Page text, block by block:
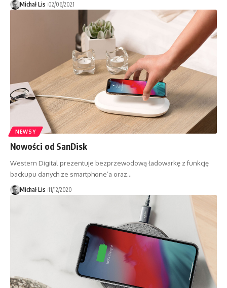
Michał Lis 02/06/2021
NEWSY
Nowości od SanDisk
Western Digital prezentuje bezprzewodową ładowarkę z funkcję
backupu danych ze smartphone’a oraz…
Michał Lis 11/12/2020